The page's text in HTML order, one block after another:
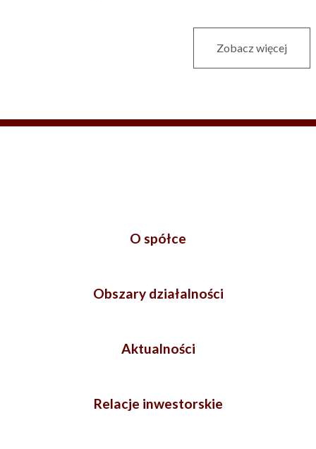
Zobacz więcej
O spółce
Obszary działalności
Aktualności
Relacje inwestorskie